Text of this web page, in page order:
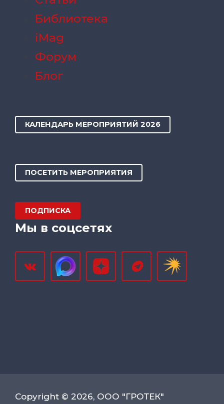
Библиотека
iMag
Форум
Блог
КАЛЕНДАРЬ МЕРОПРИЯТИЙ 2026
ПОСЕТИТЬ МЕРОПРИЯТИЯ
ПОДПИСКА
Мы в соцсетях
Copyright © 2026, ООО "ГРОТЕК"